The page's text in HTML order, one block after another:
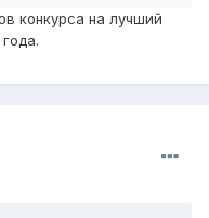
конкурса на лучший